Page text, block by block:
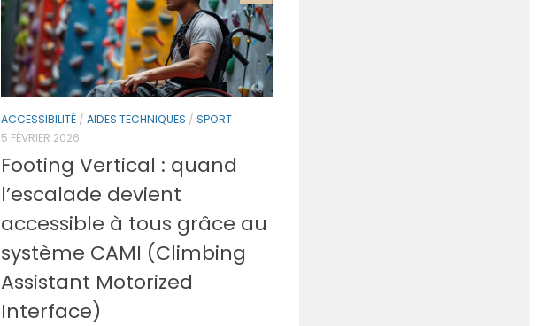
ACCESSIBILITÉ / AIDES TECHNIQUES / SPORT
5 FÉVRIER 2026
Footing Vertical : quand
l’escalade devient
accessible à tous grâce au
système CAMI (Climbing
Assistant Motorized
Interface)